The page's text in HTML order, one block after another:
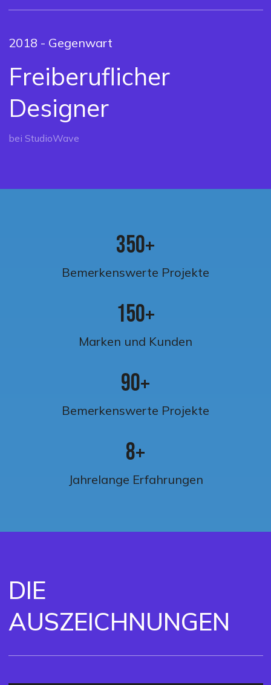
2018 - Gegenwart
Freiberuflicher
Designer
bei StudioWave
350+
Bemerkenswerte Projekte
150+
Marken und Kunden
90+
Bemerkenswerte Projekte
8+
Jahrelange Erfahrungen
DIE
AUSZEICHNUNGEN